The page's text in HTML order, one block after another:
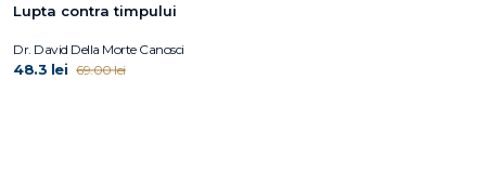
Lupta contra timpului
Dr. David Della Morte Canosci
48.3 lei 69.00 lei